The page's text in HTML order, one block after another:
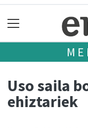
Uso saila
ehiztariek